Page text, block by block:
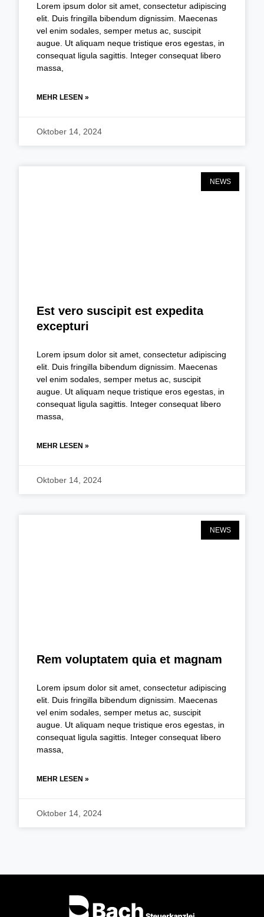
Lorem ipsum dolor sit amet, consectetur adipiscing
elit. Duis fringilla bibendum dignissim. Maecenas
vel enim sodales, semper metus ac, suscipit
augue. Ut aliquam neque tristique eros egestas, in
consequat ligula sagittis. Integer consequat libero
massa,
MEHR LESEN »
Oktober 14, 2024
NEWS
Est vero suscipit est expedita
excepturi
Lorem ipsum dolor sit amet, consectetur adipiscing
elit. Duis fringilla bibendum dignissim. Maecenas
vel enim sodales, semper metus ac, suscipit
augue. Ut aliquam neque tristique eros egestas, in
consequat ligula sagittis. Integer consequat libero
massa,
MEHR LESEN »
Oktober 14, 2024
NEWS
Rem voluptatem quia et magnam
Lorem ipsum dolor sit amet, consectetur adipiscing
elit. Duis fringilla bibendum dignissim. Maecenas
vel enim sodales, semper metus ac, suscipit
augue. Ut aliquam neque tristique eros egestas, in
consequat ligula sagittis. Integer consequat libero
massa,
MEHR LESEN »
Oktober 14, 2024